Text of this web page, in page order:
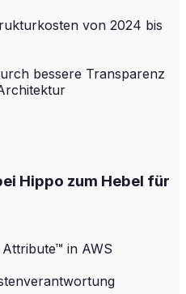
von 2024 bis
bessere Transparenz
Hippo zum Hebel für
in AWS